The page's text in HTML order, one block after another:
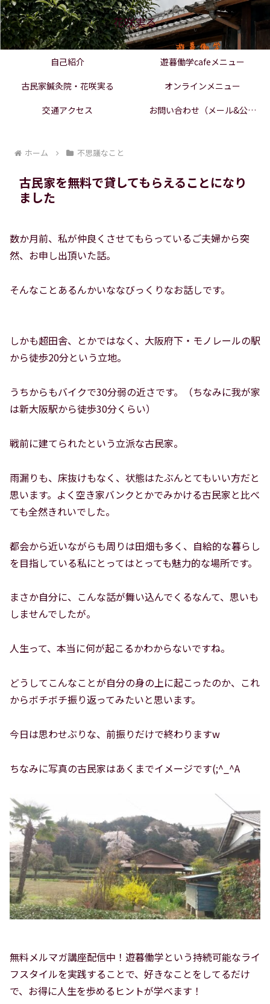
花咲実る
自己紹介
遊暮働学cafeメニュー
古民家鍼灸院・花咲実る
オンラインメニュー
交通アクセス
お問い合わせ（メール&公式
ホーム 不思議なこと
古民家を無料で貸してもらえることになり
ました
数か月前、私が仲良くさせてもらっているご夫婦から突
然、お申し出頂いた話。
そんなことあるんかいななびっくりなお話しです。
しかも超田舎、とかではなく、大阪府下・モノレールの駅
から徒歩20分という立地。
うちからもバイクで30分弱の近さです。（ちなみに我が家
は新大阪駅から徒歩30分くらい）
戦前に建てられたという立派な古民家。
雨漏りも、床抜けもなく、状態はたぶんとてもいい方だと
思います。よく空き家バンクとかでみかける古民家と比べ
ても全然きれいでした。
都会から近いながらも周りは田畑も多く、自給的な暮らし
を目指している私にとってはとっても魅力的な場所です。
まさか自分に、こんな話が舞い込んでくるなんて、思いも
しませんでしたが。
人生って、本当に何が起こるかわからないですね。
どうしてこんなことが自分の身の上に起こったのか、これ
からボチボチ振り返ってみたいと思います。
今日は思わせぶりな、前振りだけで終わりますw
ちなみに写真の古民家はあくまでイメージです(;^_^A
無料メルマガ講座配信中！遊暮働学という持続可能なライ
フスタイルを実践することで、好きなことをしてるだけ
で、お得に人生を歩めるヒントが学べます！